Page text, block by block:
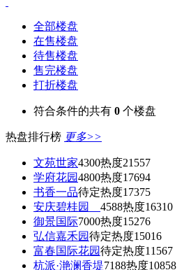
全部楼盘
在售楼盘
待售楼盘
售完楼盘
打折楼盘
符合条件的共有 0 个楼盘
热盘排行榜 更多>>
文苑世家4300热度21557
学府花园4800热度17694
书香一品待定热度17375
安庆碧桂园 4588热度16310
御景国际7000热度15276
弘信嘉禾园待定热度15016
富春国际花园待定热度11567
杭派·滟澜香堤7188热度10858